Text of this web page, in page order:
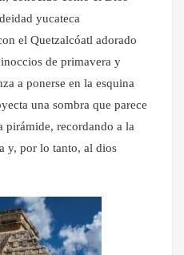
yucateca
el Quetzalcóatl adorado
de primavera y
a ponerse en la esquina
una sombra que parece
pirámide, recordando a la
y, por lo tanto, al dios